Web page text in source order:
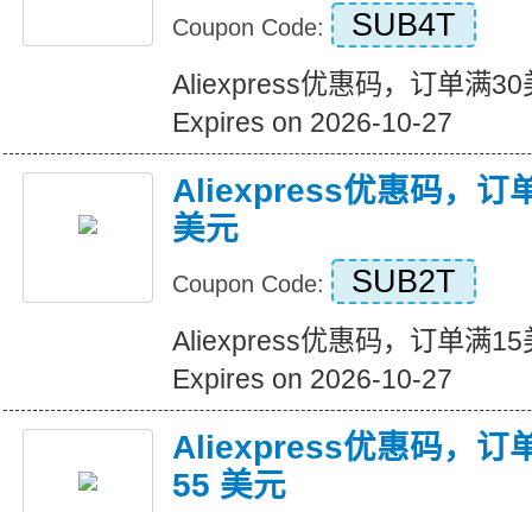
Coupon Code: SUB4T
Aliexpress优惠码，订单满30
Expires on 2026-10-27
Aliexpress优惠码，订
美元
Coupon Code: SUB2T
Aliexpress优惠码，订单满15
Expires on 2026-10-27
Aliexpress优惠码，订
55 美元